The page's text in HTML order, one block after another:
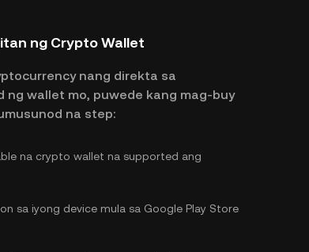
ng Crypto Wallet
nang direkta sa
wallet mo, puwede kang mag-buy
na step:
na crypto wallet na supported ang
sa iyong device mula sa Google Play Store